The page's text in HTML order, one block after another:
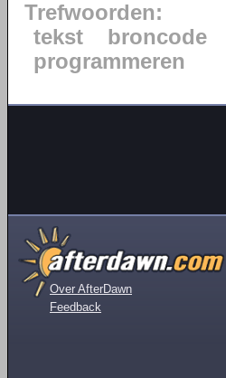
Trefwoorden:
tekst
broncode
programmeren
Over AfterDawn
Feedback